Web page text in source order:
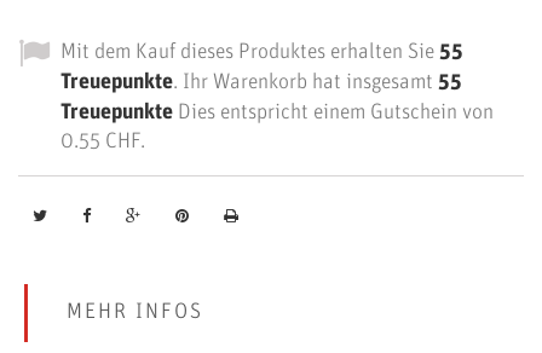
Mit dem Kauf dieses Produktes erhalten Sie 55
Treuepunkte. Ihr Warenkorb hat insgesamt 55
Treuepunkte Dies entspricht einem Gutschein von
0.55 CHF.
MEHR INFOS